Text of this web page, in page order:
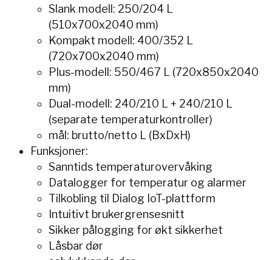
Slank modell: 250/204 L
(510x700x2040 mm)
Kompakt modell: 400/352 L
(720x700x2040 mm)
Plus-modell: 550/467 L (720x850x2040
mm)
Dual-modell: 240/210 L + 240/210 L
(separate temperaturkontroller)
mål: brutto/netto L (BxDxH)
Funksjoner:
Sanntids temperaturovervåking
Datalogger for temperatur og alarmer
Tilkobling til Dialog IoT-plattform
Intuitivt brukergrensesnitt
Sikker pålogging for økt sikkerhet
Låsbar dør